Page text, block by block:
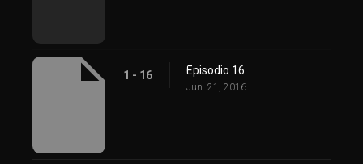
1 - 16 Episodio 16
Jun. 21, 2016